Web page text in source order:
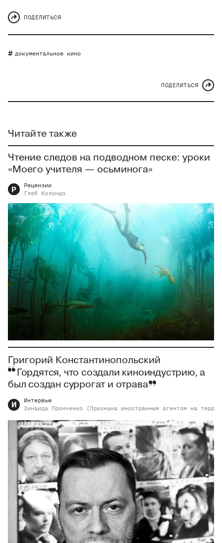
ПОДЕЛИТЬСЯ
документальное кино
ПОДЕЛИТЬСЯ
Читайте также
Чтение следов на подводном песке: уроки
«Моего учителя — осьминога»
Р
Рецензии
Глеб
Колондо
Григорий Константинопольский
Гордятся, что создали киноиндустрию, а
был создан суррогат и отрава
И
Интервью
Зинаида
Пронченко (Признана иностранным агентом на